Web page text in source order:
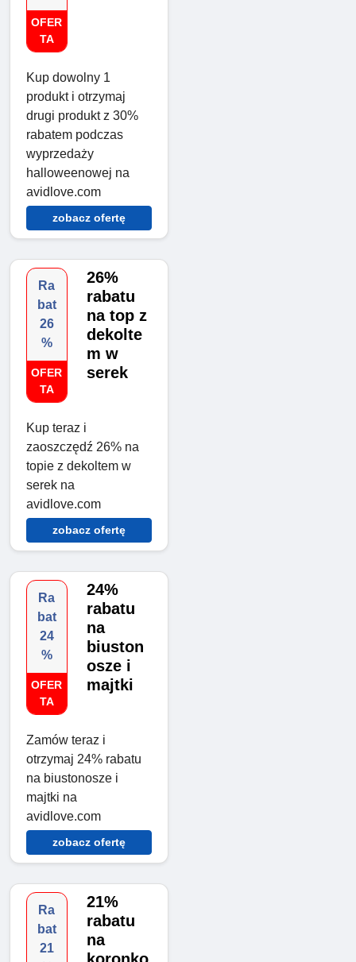
OFER
TA
Kup dowolny 1
produkt i otrzymaj
drugi produkt z 30%
rabatem podczas
wyprzedaży
halloweenowej na
avidlove.com
zobacz ofertę
Ra
bat
26
%
OFER
TA
26%
rabatu
na top z
dekolte
m w
serek
Kup teraz i
zaoszczędź 26% na
topie z dekoltem w
serek na
avidlove.com
zobacz ofertę
Ra
bat
24
%
OFER
TA
24%
rabatu
na
biuston
osze i
majtki
Zamów teraz i
otrzymaj 24% rabatu
na biustonosze i
majtki na
avidlove.com
zobacz ofertę
Ra
bat
21
21%
rabatu
na